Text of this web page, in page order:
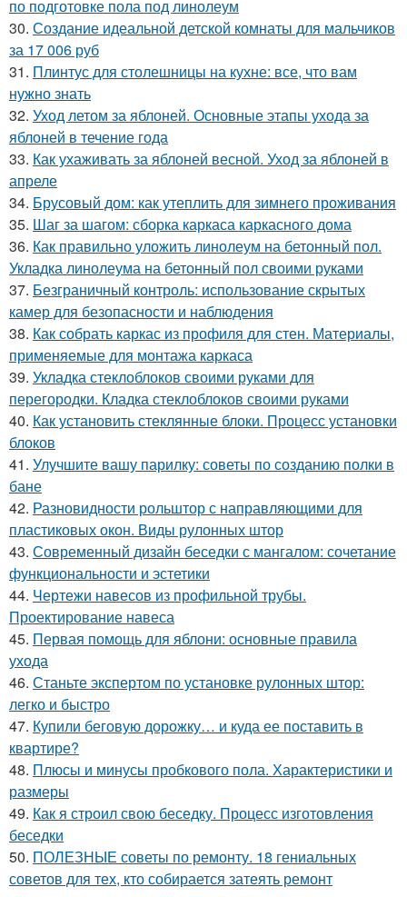
по подготовке пола под линолеум
30. Создание идеальной детской комнаты для мальчиков
за 17 006 руб
31. Плинтус для столешницы на кухне: все, что вам
нужно знать
32. Уход летом за яблоней. Основные этапы ухода за
яблоней в течение года
33. Как ухаживать за яблоней весной. Уход за яблоней в
апреле
34. Брусовый дом: как утеплить для зимнего проживания
35. Шаг за шагом: сборка каркаса каркасного дома
36. Как правильно уложить линолеум на бетонный пол.
Укладка линолеума на бетонный пол своими руками
37. Безграничный контроль: использование скрытых
камер для безопасности и наблюдения
38. Как собрать каркас из профиля для стен. Материалы,
применяемые для монтажа каркаса
39. Укладка стеклоблоков своими руками для
перегородки. Кладка стеклоблоков своими руками
40. Как установить стеклянные блоки. Процесс установки
блоков
41. Улучшите вашу парилку: советы по созданию полки в
бане
42. Разновидности рольштор с направляющими для
пластиковых окон. Виды рулонных штор
43. Современный дизайн беседки с мангалом: сочетание
функциональности и эстетики
44. Чертежи навесов из профильной трубы.
Проектирование навеса
45. Первая помощь для яблони: основные правила
ухода
46. Станьте экспертом по установке рулонных штор:
легко и быстро
47. Купили беговую дорожку… и куда ее поставить в
квартире?
48. Плюсы и минусы пробкового пола. Характеристики и
размеры
49. Как я строил свою беседку. Процесс изготовления
беседки
50. ПОЛЕЗНЫЕ советы по ремонту. 18 гениальных
советов для тех, кто собирается затеять ремонт